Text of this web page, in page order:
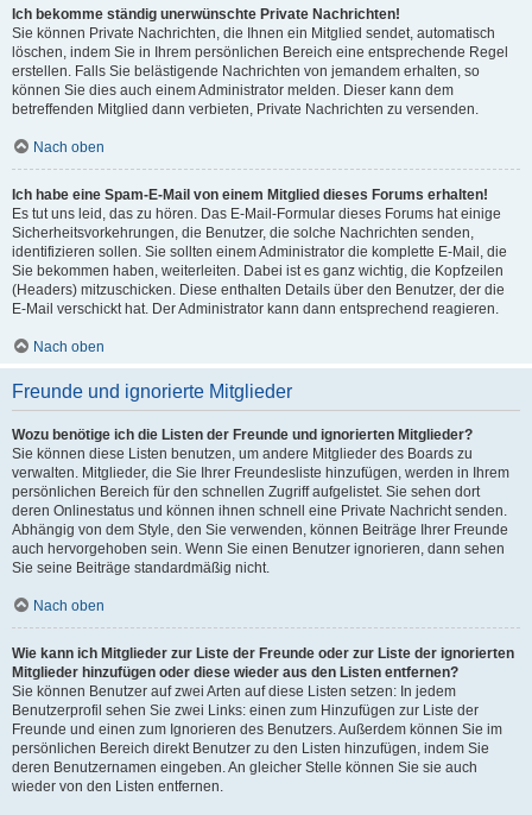
Ich bekomme ständig unerwünschte Private Nachrichten!
Sie können Private Nachrichten, die Ihnen ein Mitglied sendet, automatisch
löschen, indem Sie in Ihrem persönlichen Bereich eine entsprechende Regel
erstellen. Falls Sie belästigende Nachrichten von jemandem erhalten, so
können Sie dies auch einem Administrator melden. Dieser kann dem
betreffenden Mitglied dann verbieten, Private Nachrichten zu versenden.
Nach oben
Ich habe eine Spam-E-Mail von einem Mitglied dieses Forums erhalten!
Es tut uns leid, das zu hören. Das E-Mail-Formular dieses Forums hat einige
Sicherheitsvorkehrungen, die Benutzer, die solche Nachrichten senden,
identifizieren sollen. Sie sollten einem Administrator die komplette E-Mail, die
Sie bekommen haben, weiterleiten. Dabei ist es ganz wichtig, die Kopfzeilen
(Headers) mitzuschicken. Diese enthalten Details über den Benutzer, der die
E-Mail verschickt hat. Der Administrator kann dann entsprechend reagieren.
Nach oben
Freunde und ignorierte Mitglieder
Wozu benötige ich die Listen der Freunde und ignorierten Mitglieder?
Sie können diese Listen benutzen, um andere Mitglieder des Boards zu
verwalten. Mitglieder, die Sie Ihrer Freundesliste hinzufügen, werden in Ihrem
persönlichen Bereich für den schnellen Zugriff aufgelistet. Sie sehen dort
deren Onlinestatus und können ihnen schnell eine Private Nachricht senden.
Abhängig von dem Style, den Sie verwenden, können Beiträge Ihrer Freunde
auch hervorgehoben sein. Wenn Sie einen Benutzer ignorieren, dann sehen
Sie seine Beiträge standardmäßig nicht.
Nach oben
Wie kann ich Mitglieder zur Liste der Freunde oder zur Liste der ignorierten
Mitglieder hinzufügen oder diese wieder aus den Listen entfernen?
Sie können Benutzer auf zwei Arten auf diese Listen setzen: In jedem
Benutzerprofil sehen Sie zwei Links: einen zum Hinzufügen zur Liste der
Freunde und einen zum Ignorieren des Benutzers. Außerdem können Sie im
persönlichen Bereich direkt Benutzer zu den Listen hinzufügen, indem Sie
deren Benutzernamen eingeben. An gleicher Stelle können Sie sie auch
wieder von den Listen entfernen.